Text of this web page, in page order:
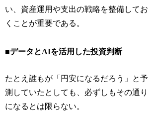
い、資産運用や支出の戦略を整備してお
くことが重要である。
■データとAIを活用した投資判断
たとえ誰もが「円安になるだろう」と予
測していたとしても、必ずしもその通り
になるとは限らない。